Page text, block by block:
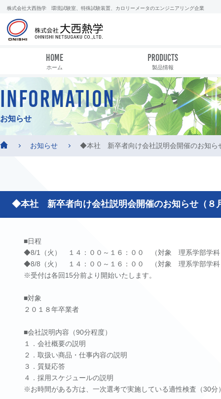
株式会社大西熱学 環境試験室、特殊試験装置、カロリーメータのエンジニアリング企業
HOME
ホーム
PRODUCTS
製品情報
INFORMATION
お知らせ
お知らせ ◆本社 新卒者向け会社説明会開催のお知ら
◆本社 新卒者向け会社説明会開催のお知らせ（８
■日程
◆8/1（火） １４：００～１６：００ （対象 理系学部学科
◆8/8（火） １４：００～１６：００ （対象 理系学部学科
※受付は各回15分前より開始いたします。
■対象
２０１８年卒業者
■会社説明内容（90分程度）
１．会社概要の説明
２．取扱い商品・仕事内容の説明
３．質疑応答
４．採用スケジュールの説明
※お時間がある方は、一次選考で実施している適性検査（30